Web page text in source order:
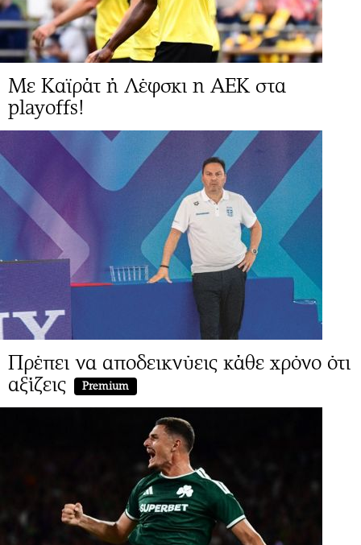
Με Καϊράτ ή Λέφσκι η ΑΕΚ στα
playoffs!
Πρέπει να αποδεικνύεις κάθε χρόνο ότι
αξίζεις
Premium